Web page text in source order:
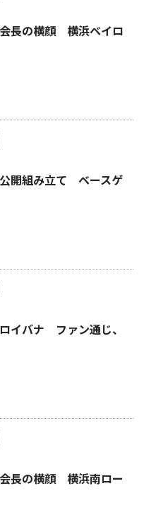
長の横顔 横浜ベイロ
開組み立て ベースゲ
イバナ ファン通じ、
長の横顔 横浜南ロー